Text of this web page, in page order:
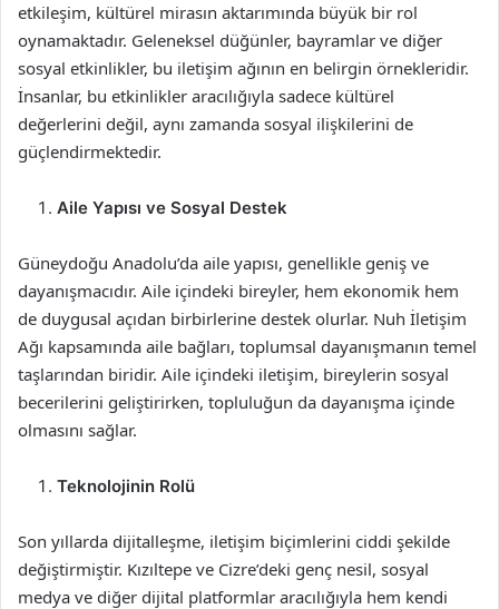
etkileşim, kültürel mirasın aktarımında büyük bir rol
oynamaktadır. Geleneksel düğünler, bayramlar ve diğer
sosyal etkinlikler, bu iletişim ağının en belirgin örnekleridir.
İnsanlar, bu etkinlikler aracılığıyla sadece kültürel
değerlerini değil, aynı zamanda sosyal ilişkilerini de
güçlendirmektedir.
Aile Yapısı ve Sosyal Destek
Güneydoğu Anadolu’da aile yapısı, genellikle geniş ve
dayanışmacıdır. Aile içindeki bireyler, hem ekonomik hem
de duygusal açıdan birbirlerine destek olurlar. Nuh İletişim
Ağı kapsamında aile bağları, toplumsal dayanışmanın temel
taşlarından biridir. Aile içindeki iletişim, bireylerin sosyal
becerilerini geliştirirken, topluluğun da dayanışma içinde
olmasını sağlar.
Teknolojinin Rolü
Son yıllarda dijitalleşme, iletişim biçimlerini ciddi şekilde
değiştirmiştir. Kızıltepe ve Cizre’deki genç nesil, sosyal
medya ve diğer dijital platformlar aracılığıyla hem kendi